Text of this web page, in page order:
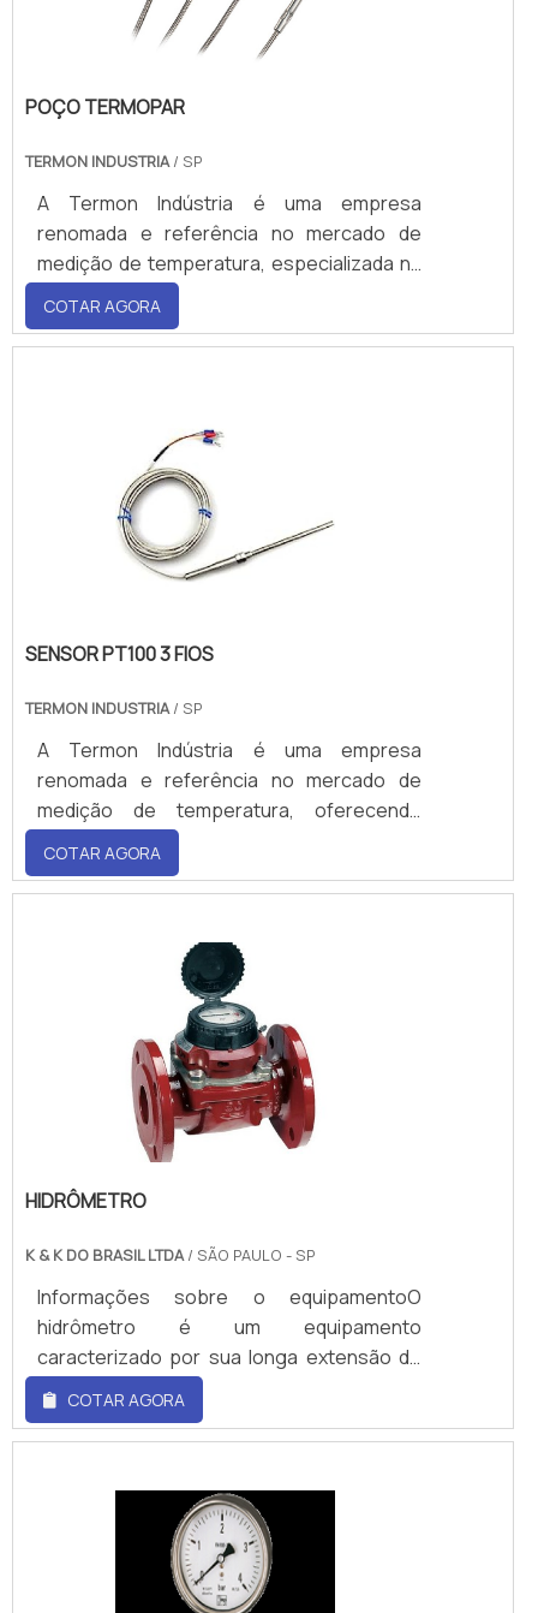
total movimentada, num.
POÇO TERMOPAR
TERMON INDUSTRIA/ SP
A Termon Indústria é uma empresa
renomada e referência no mercado de
medição de temperatura, especializada na
fabricação de po&ccedi
COTAR AGORA
SENSOR PT100 3 FIOS
TERMON INDUSTRIA/ SP
A Termon Indústria é uma empresa
renomada e referência no mercado de
medição de temperatura, oferecendo
soluções de alta qualidade p
COTAR AGORA
HIDRÔMETRO
K & K DO BRASIL LTDA/ SÃO PAULO - SP
Informações sobre o equipamentoO
hidrômetro é um equipamento
caracterizado por sua longa extensão de
range de vazão, alta precisão e
durabilidade e robustez. O item industrial
possui diversas características para
consumidores.Esse equipamento também
é conhecidos como medidor de água, e é
um equipamento que apura o consumo
mensal de água de um imóvel. Nele, há um
COTAR AGORA